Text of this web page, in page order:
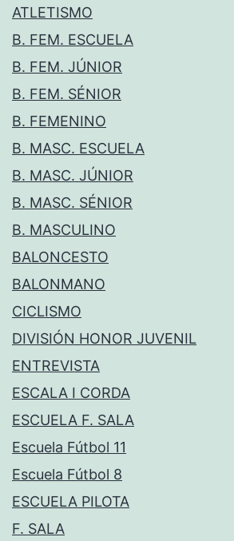
ATLETISMO
B. FEM. ESCUELA
B. FEM. JÚNIOR
B. FEM. SÉNIOR
B. FEMENINO
B. MASC. ESCUELA
B. MASC. JÚNIOR
B. MASC. SÉNIOR
B. MASCULINO
BALONCESTO
BALONMANO
CICLISMO
DIVISIÓN HONOR JUVENIL
ENTREVISTA
ESCALA I CORDA
ESCUELA F. SALA
Escuela Fútbol 11
Escuela Fútbol 8
ESCUELA PILOTA
F. SALA